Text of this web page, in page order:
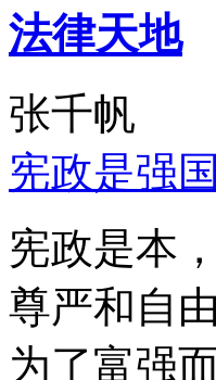
法律天地
张千帆
宪政是强
宪政是本
尊严和自
为了富强